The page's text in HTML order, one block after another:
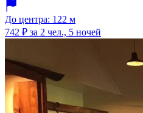
До центра: 122 м
742 ₽ за 2 чел., 5 ночей